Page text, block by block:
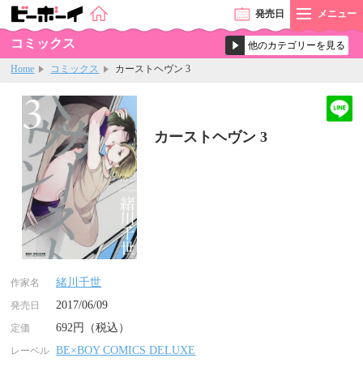
発売日 メニュー
コミックス
Home コミックス カーストヘヴン 3
カーストヘヴン 3
作家名 緒川千世
発売日 2017/06/09
定価 692円（税込）
レーベル BE×BOY COMICS DELUXE